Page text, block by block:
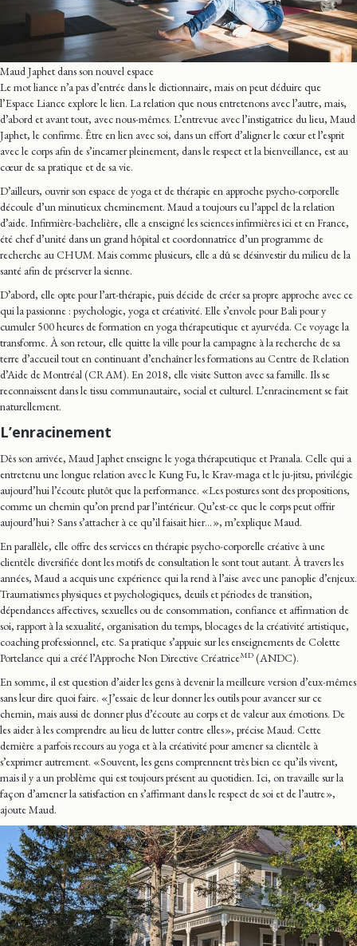
Maud Japhet dans son nouvel espace
Le mot liance n’a pas d’entrée dans le dictionnaire, mais on peut déduire que
l’Espace Liance explore le lien. La relation que nous entretenons avec l’autre, mais,
d’abord et avant tout, avec nous-mêmes. L’entrevue avec l’instigatrice du lieu, Maud
Japhet, le confirme. Être en lien avec soi, dans un effort d’aligner le cœur et l’esprit
avec le corps afin de s’incarner pleinement, dans le respect et la bienveillance, est au
cœur de sa pratique et de sa vie.
D’ailleurs, ouvrir son espace de yoga et de thérapie en approche psycho-corporelle
découle d’un minutieux cheminement. Maud a toujours eu l’appel de la relation
d’aide. Infirmière-bachelière, elle a enseigné les sciences infirmières ici et en France,
été chef d’unité dans un grand hôpital et coordonnatrice d’un programme de
recherche au CHUM. Mais comme plusieurs, elle a dû se désinvestir du milieu de la
santé afin de préserver la sienne.
D’abord, elle opte pour l’art-thérapie, puis décide de créer sa propre approche avec ce
qui la passionne : psychologie, yoga et créativité. Elle s’envole pour Bali pour y
cumuler 500 heures de formation en yoga thérapeutique et ayurvéda. Ce voyage la
transforme. À son retour, elle quitte la ville pour la campagne à la recherche de sa
terre d’accueil tout en continuant d’enchaîner les formations au Centre de Relation
d’Aide de Montréal (CRAM). En 2018, elle visite Sutton avec sa famille. Ils se
reconnaissent dans le tissu communautaire, social et culturel. L’enracinement se fait
naturellement.
L’enracinement
Dès son arrivée, Maud Japhet enseigne le yoga thérapeutique et Pranala. Celle qui a
entretenu une longue relation avec le Kung Fu, le Krav-maga et le ju-jitsu, privilégie
aujourd’hui l’écoute plutôt que la performance. « Les postures sont des propositions,
comme un chemin qu’on prend par l’intérieur. Qu’est-ce que le corps peut offrir
aujourd’hui ? Sans s’attacher à ce qu’il faisait hier… », m’explique Maud.
En parallèle, elle offre des services en thérapie psycho-corporelle créative à une
clientèle diversifiée dont les motifs de consultation le sont tout autant. À travers les
années, Maud a acquis une expérience qui la rend à l’aise avec une panoplie d’enjeux.
Traumatismes physiques et psychologiques, deuils et périodes de transition,
dépendances affectives, sexuelles ou de consommation, confiance et affirmation de
soi, rapport à la sexualité, organisation du temps, blocages de la créativité artistique,
coaching professionnel, etc. Sa pratique s’appuie sur les enseignements de Colette
Portelance qui a créé l’Approche Non Directive CréatriceMD (ANDC).
En somme, il est question d’aider les gens à devenir la meilleure version d’eux-mêmes
sans leur dire quoi faire. « J’essaie de leur donner les outils pour avancer sur ce
chemin, mais aussi de donner plus d’écoute au corps et de valeur aux émotions. De
les aider à les comprendre au lieu de lutter contre elles », précise Maud. Cette
dernière a parfois recours au yoga et à la créativité pour amener sa clientèle à
s’exprimer autrement. « Souvent, les gens comprennent très bien ce qu’ils vivent,
mais il y a un problème qui est toujours présent au quotidien. Ici, on travaille sur la
façon d’amener la satisfaction en s’affirmant dans le respect de soi et de l’autre »,
ajoute Maud.